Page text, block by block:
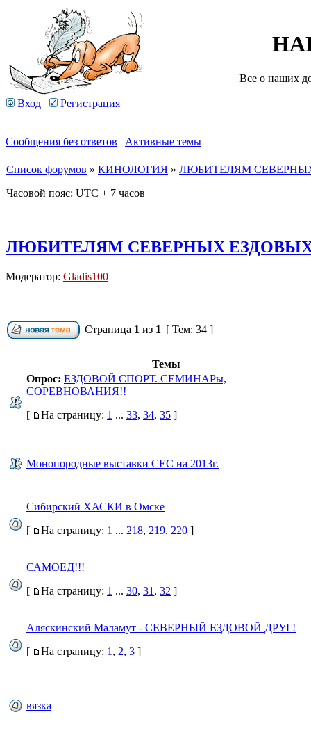
Все о наших
Вход Регистрация
Сообщения без ответов | Активные темы
Список форумов » КИНОЛОГИЯ » ЛЮБИТЕЛЯМ
Часовой пояс: UTC + 7 часов
ЛЮБИТЕЛЯМ СЕВЕРНЫХ
Модератор: Gladis100
Страница 1 из 1 [ Тем: 34 ]
Темы
Опрос: ЕЗДОВОЙ СПОРТ. СЕМИНАРы,
СОРЕВНОВАНИЯ!!
[
На страницу: 1 ... 33, 34, 35 ]
Монопородные выставки СЕС на 2013г.
Сибирский ХАСКИ в Омске
[
На страницу: 1 ... 218, 219, 220 ]
САМОЕД!!!
[
На страницу: 1 ... 30, 31 , 32 ]
Аляскинский Маламут - СЕВЕРНЫЙ ЕЗДОВОЙ ДРУГ!
[
На страницу: 1 , 2, 3 ]
вязка